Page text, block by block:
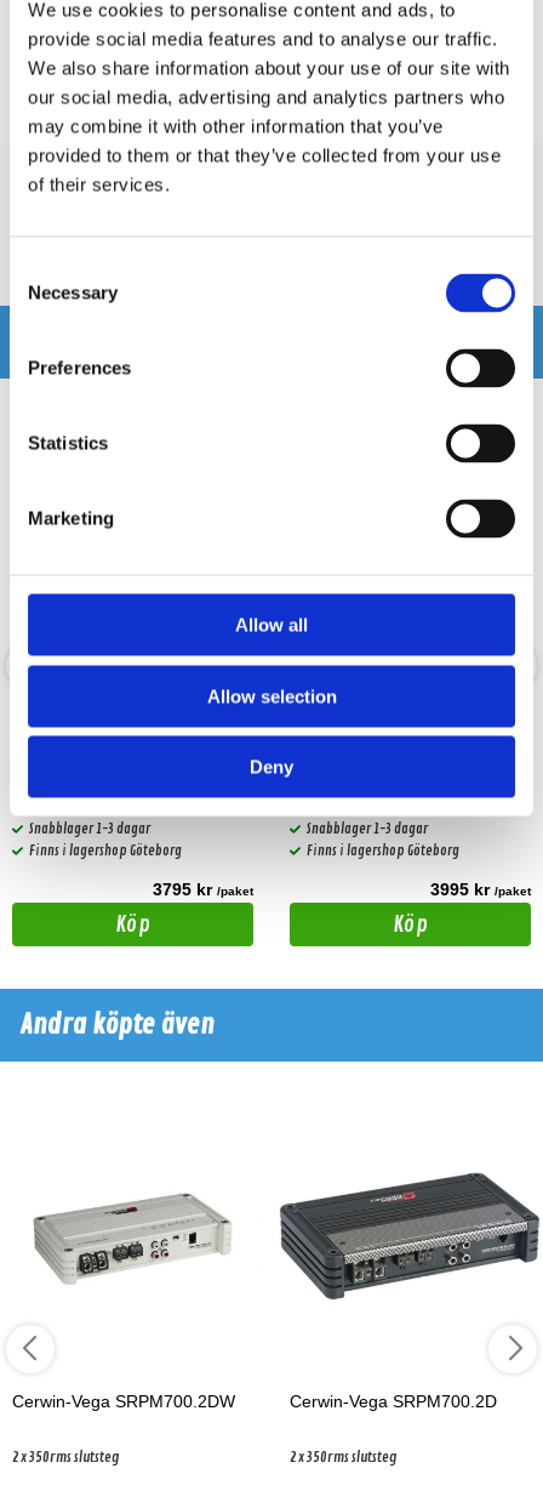
We use cookies to personalise content and ads, to
provide social media features and to analyse our traffic.
We also share information about your use of our site with
our social media, advertising and analytics partners who
may combine it with other information that you’ve
provided to them or that they’ve collected from your use
of their services.
Selection
Necessary
Preferences
Statistics
Marketing
Allow all
Allow selection
Deny
SKU: SM8F4
Prishistorik
Lägsta pris de senaste 30 dagarna är 3495 kr
Snabblager 1-3 dagar
Finns i lagershop Göteborg
3795 kr /paket
Köp
10" marin koaxial högtalare.
Snabblager 1-3 dagar
Finns i lagershop Göteborg
3995 kr /paket
Köp
Andra köpte även
Cerwin-Vega SRPM700.2DW
2x350rms slutsteg
Cerwin-Vega SRPM700.2D
2x350rms slutsteg